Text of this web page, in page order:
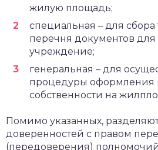
жилую площадь;
специальная – для сбора
перечня документов
учреждение;
генеральная – для
процедуры оформления
собственности на
Помимо указанных,
доверенностей с правом
(передоверения) полномочий